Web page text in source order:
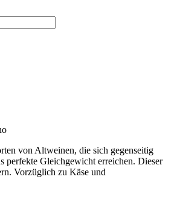
von Altweinen, die sich gegenseitig
perfekte Gleichgewicht erreichen. Dieser
Vorzüglich zu Käse und